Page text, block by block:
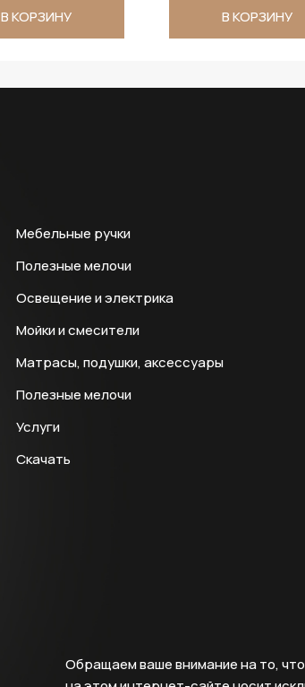
В КОРЗИНУ В КОРЗИНУ
Мебельные ручки
Полезные мелочи
Освещение и электрика
Мойки и смесители
Матрасы, подушки, аксессуары
Полезные мелочи
Услуги
Скачать
Обращаем ваше внимание на то,